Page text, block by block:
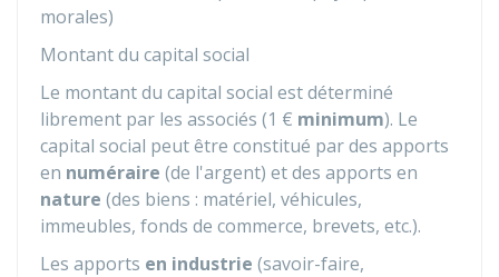
morales)
Montant du capital social
Le montant du capital social est déterminé
librement par les associés (1 € minimum). Le
capital social peut être constitué par des apports
en numéraire (de l'argent) et des apports en
nature (des biens : matériel, véhicules,
immeubles, fonds de commerce, brevets, etc.).
Les apports en industrie (savoir-faire,